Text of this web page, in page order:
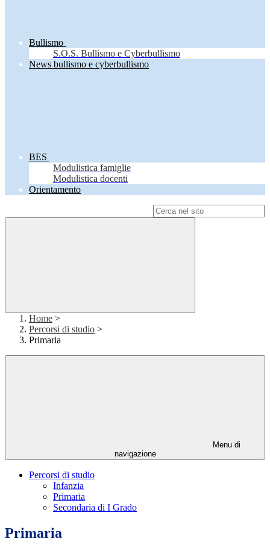
Bullismo
S.O.S. Bullismo e Cyberbullismo
News bullismo e cyberbullismo
BES
Modulistica famiglie
Modulistica docenti
Orientamento
Home >
Percorsi di studio >
Primaria
Menu di
navigazione
Percorsi di studio
Infanzia
Primaria
Secondaria di I Grado
Primaria